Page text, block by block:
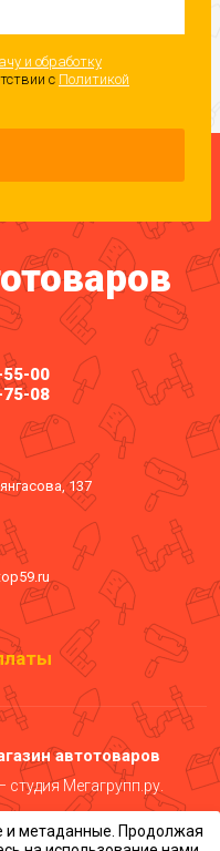
и обработку
с Политикой
00
08
137
автотоваров
студия Мегагрупп.ру.
и метаданные. Продолжая